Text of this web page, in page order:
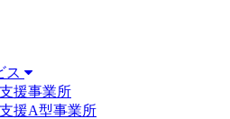
ス
援事業所
援A型事業所